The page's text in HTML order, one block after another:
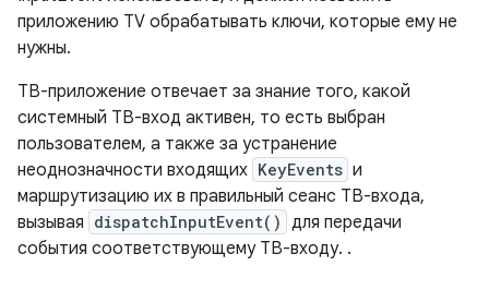
приложению TV обрабатывать ключи, которые ему не
нужны.
ТВ-приложение отвечает за знание того, какой
системный ТВ-вход активен, то есть выбран
пользователем, а также за устранение
неоднозначности входящих KeyEvents и
маршрутизацию их в правильный сеанс ТВ-входа,
вызывая dispatchInputEvent() для передачи
события соответствующему ТВ-входу. .